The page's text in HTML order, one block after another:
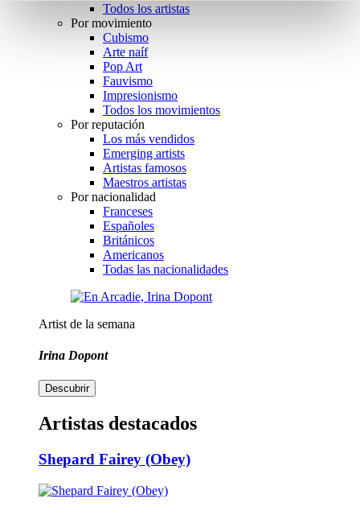
Todos los artistas
Por movimiento
Cubismo
Arte naíf
Pop Art
Fauvismo
Impresionismo
Todos los movimientos
Por reputación
Los más vendidos
Emerging artists
Artistas famosos
Maestros artistas
Por nacionalidad
Franceses
Españoles
Británicos
Americanos
Todas las nacionalidades
Artist de la semana
Irina Dopont
Descubrir
Artistas destacados
Shepard Fairey (Obey)